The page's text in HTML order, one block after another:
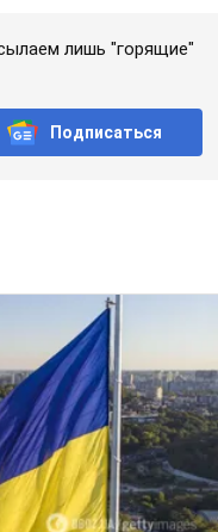
лишь "горящие"
Подписаться